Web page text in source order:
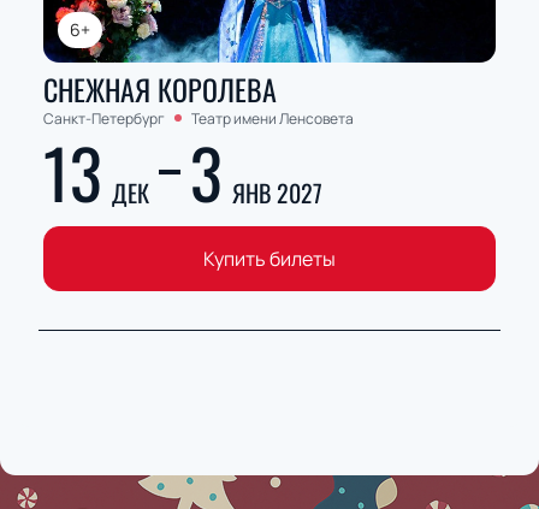
6+
СНЕЖНАЯ КОРОЛЕВА
Санкт-Петербург Театр имени Ленсовета
13 ДЕК 3 ЯНВ 2027
Купить билеты